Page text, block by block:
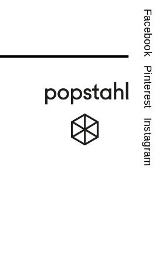
Facebook
Pinterest
Instagram